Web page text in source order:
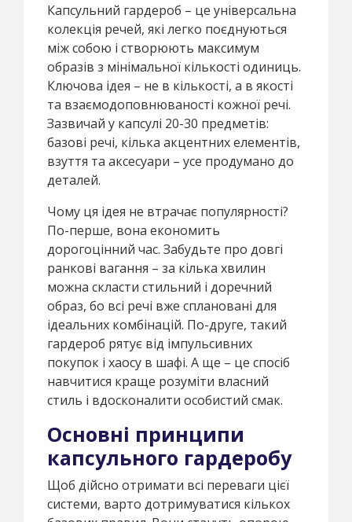
Капсульний гардероб – це універсальна
колекція речей, які легко поєднуються
між собою і створюють максимум
образів з мінімальної кількості одиниць.
Ключова ідея – не в кількості, а в якості
та взаємодоповнюваності кожної речі.
Зазвичай у капсулі 20-30 предметів:
базові речі, кілька акцентних елементів,
взуття та аксесуари – усе продумано до
деталей.
Чому ця ідея не втрачає популярності?
По-перше, вона економить
дорогоцінний час. Забудьте про довгі
ранкові вагання – за кілька хвилин
можна скласти стильний і доречний
образ, бо всі речі вже сплановані для
ідеальних комбінацій. По-друге, такий
гардероб рятує від імпульсивних
покупок і хаосу в шафі. А ще – це спосіб
навчитися краще розуміти власний
стиль і вдосконалити особистий смак.
Основні принципи
капсульного гардеробу
Щоб дійсно отримати всі переваги цієї
системи, варто дотримуватися кількох